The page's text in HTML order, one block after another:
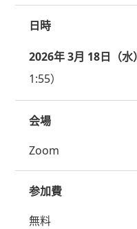
日時
2026年 3月 18日（
1:55）
会場
Zoom
参加費
無料